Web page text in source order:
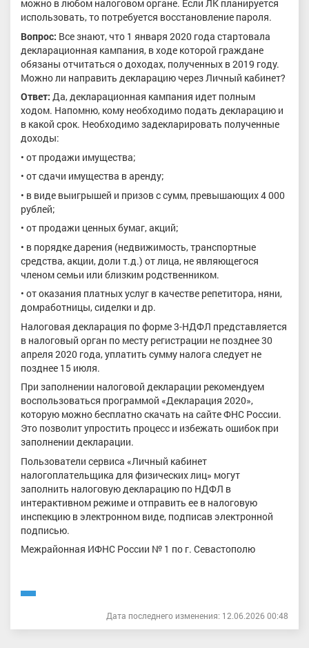
можно в любом налоговом органе. Если ЛК планируется
использовать, то потребуется восстановление пароля.
Вопрос: Все знают, что 1 января 2020 года стартовала
декларационная кампания, в ходе которой граждане
обязаны отчитаться о доходах, полученных в 2019 году.
Можно ли направить декларацию через Личный кабинет?
Ответ: Да, декларационная кампания идет полным
ходом. Напомню, кому необходимо подать декларацию и
в какой срок. Необходимо задекларировать полученные
доходы:
• от продажи имущества;
• от сдачи имущества в аренду;
• в виде выигрышей и призов с сумм, превышающих 4 000
рублей;
• от продажи ценных бумаг, акций;
• в порядке дарения (недвижимость, транспортные
средства, акции, доли т.д.) от лица, не являющегося
членом семьи или близким родственником.
• от оказания платных услуг в качестве репетитора, няни,
домработницы, сиделки и др.
Налоговая декларация по форме 3-НДФЛ представляется
в налоговый орган по месту регистрации не позднее 30
апреля 2020 года, уплатить сумму налога следует не
позднее 15 июля.
При заполнении налоговой декларации рекомендуем
воспользоваться программой «Декларация 2020»,
которую можно бесплатно скачать на сайте ФНС России.
Это позволит упростить процесс и избежать ошибок при
заполнении декларации.
Пользователи сервиса «Личный кабинет
налогоплательщика для физических лиц» могут
заполнить налоговую декларацию по НДФЛ в
интерактивном режиме и отправить ее в налоговую
инспекцию в электронном виде, подписав электронной
подписью.
Межрайонная ИФНС России № 1 по г. Севастополю
Дата последнего изменения: 12.06.2026 00:48